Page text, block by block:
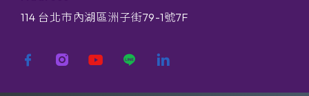
114 台北市內湖區洲子街79-1號7F